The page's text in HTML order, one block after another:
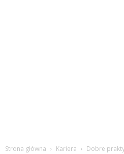
Strona główna Kariera Dobre